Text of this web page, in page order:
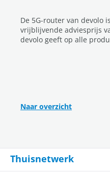
De 5G-router van devolo
vrijblijvende adviesprijs
devolo geeft op alle
Naar overzicht
Thuisnetwerk